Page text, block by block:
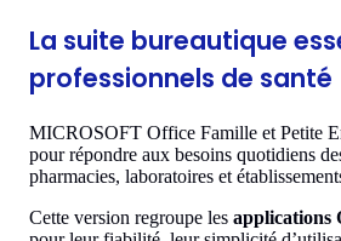
La suite bureautique
professionnels de santé
MICROSOFT Office Famille et Petite
pour répondre aux besoins quotidiens
pharmacies, laboratoires et
Cette version regroupe les applications